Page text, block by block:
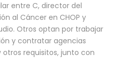
entre C, director del
al Cáncer en CHOP y
Otros optan por trabajar
y contratar agencias
requisitos, junto con